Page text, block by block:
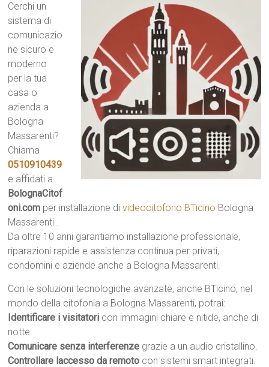
Cerchi un
sistema di
comunicazio
ne sicuro e
moderno
per la tua
casa o
azienda a
Bologna
Massarenti?
Chiama
0510910439
e affidati a
BolognaCitof
oni.com per installazione divideocitofono BTicino Bologna
Massarenti .
Da oltre 10 anni garantiamo installazione professionale,
riparazioni rapide e assistenza continua per privati,
condomini e aziende anche a Bologna Massarenti.
Con le soluzioni tecnologiche avanzate, anche BTicino, nel
mondo della citofonia a Bologna Massarenti, potrai:
Identificare i visitatori con immagini chiare e nitide, anche di
notte.
Comunicare senza interferenze grazie a un audio cristallino.
Controllare laccesso da remoto con sistemi smart integrati.